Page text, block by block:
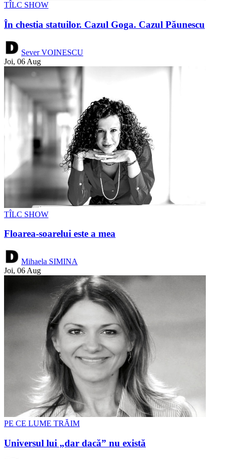
TÎLC SHOW
În chestia statuilor. Cazul Goga. Cazul Păunescu
Sever VOINESCU
Joi, 06 Aug
TÎLC SHOW
Floarea-soarelui este a mea
Mihaela SIMINA
Joi, 06 Aug
PE CE LUME TRĂIM
Universul lui „dar dacă” nu există